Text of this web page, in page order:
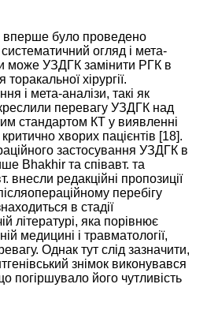
вперше було проведено
огляд і мета-
може УЗДГК замінити РГК в
торакальної хірургії.
і мета-аналізи, такі як
перевагу УЗДГК над
стандартом КТ у виявленні
хворих пацієнтів [18].
застосування УЗДГК в
Bhakhir та співавт. та
внесли редакційні пропозиції
перебігу
в стадії
літературі, яка порівнює
медицині і травматології,
Однак тут слід зазначити,
знімок виконувався
погіршувало його чутливість